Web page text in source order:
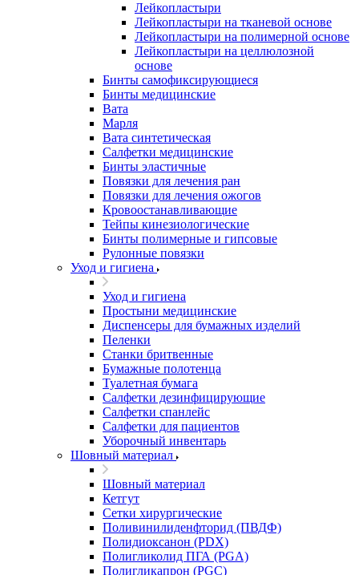
Лейкопластыри
Лейкопластыри на тканевой основе
Лейкопластыри на полимерной основе
Лейкопластыри на целлюлозной
основе
Бинты самофиксирующиеся
Бинты медицинские
Вата
Марля
Вата синтетическая
Салфетки медицинские
Бинты эластичные
Повязки для лечения ран
Повязки для лечения ожогов
Кровоостанавливающие
Тейпы кинезиологические
Бинты полимерные и гипсовые
Рулонные повязки
Уход и гигиена
Уход и гигиена
Простыни медицинские
Диспенсеры для бумажных изделий
Пеленки
Станки бритвенные
Бумажные полотенца
Туалетная бумага
Салфетки дезинфицирующие
Салфетки спанлейс
Салфетки для пациентов
Уборочный инвентарь
Шовный материал
Шовный материал
Кетгут
Сетки хирургические
Поливинилиденфторид (ПВДФ)
Полидиоксанон (PDX)
Полигликолид ПГА (PGA)
Полигликапрон (PGC)